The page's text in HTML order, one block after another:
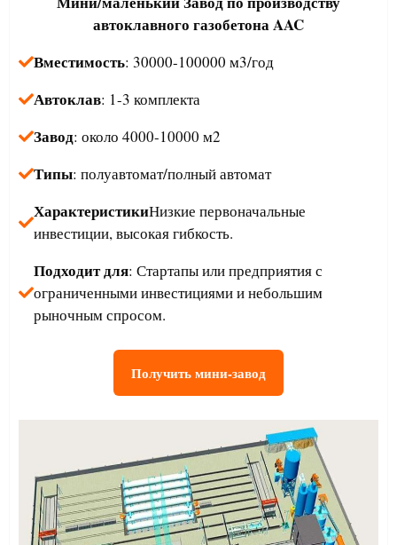
автоклавного газобетона AAC
Вместимость: 30000-100000 м3/год
Автоклав: 1-3 комплекта
Завод: около 4000-10000 м2
Типы: полуавтомат/полный автомат
ХарактеристикиНизкие первоначальные
инвестиции, высокая гибкость.
Подходит для: Стартапы или предприятия с
ограниченными инвестициями и небольшим
рыночным спросом.
Получить мини-завод